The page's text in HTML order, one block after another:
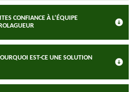
CONFIANCE À L’ÉQUIPE
EST-CE UNE SOLUTION